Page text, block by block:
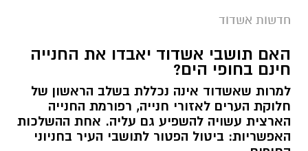
שמעון כצנלסון ואביגדור ליברמן
לקראת מערכת הבחירות הקרובות באוקטובר, סגן
ראש העיר, שמעון כצנלסון, מתייצב לצד אביגדור
ליברמן, מצהיר כי יעמוד בראש מטה הבחירות
חדשות אשדוד
האם תושבי אשדוד יאבדו את החנייה
חינם בחופי הים?
למרות שאשדוד אינה נכללת בשלב הראשון של
חלוקת הערים לאזורי חנייה, רפורמת החנייה
הארצית עשויה להשפיע גם עליה. אחת ההשלכות
האפשריות: ביטול הפטור לתושבי העיר בחניוני